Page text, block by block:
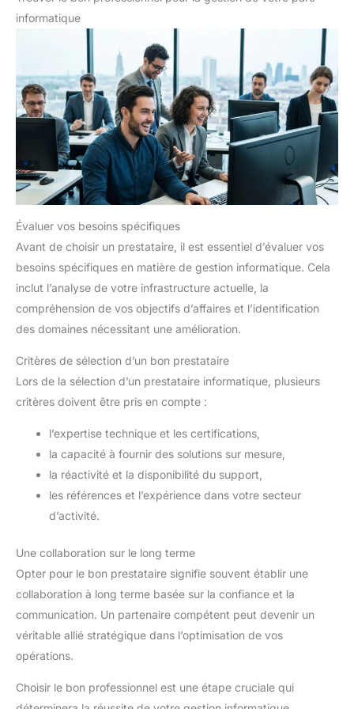
de téléphone, pour détecter les signes de violation. Si vos
informations sont détectées, nous vous en informerons afin que
vous puissiez prendre des mesures. NAVIGATION SÉCURISÉE
- Vous avertit des sites Web à risque et des tentatives de
phishing. GESTIONNAIRE DE MOTS DE PASSE - Génère et
stocke pour vous des mots de passe complexes. SUPPORT
CLIENT - McAfee propose un support client, afin que vous
puissiez toujours obtenir de l'aide lorsque vous en avez
besoin. TÉLÉCHARGEMENT INSTANTANÉ DU CODE - Le code
numérique et les instructions d'activation vous seront envoyés
par e-mail après l'achat. L'abonnement prépayé de 15 mois est
renouvelé automatiquement. Une carte bancaire ou un compte
PayPal est nécessaire pour l'activer et l'utiliser. Un rappel vous
sera envoyé 30 jours avant la date de facturation. Vous pouvez
résilier votre abonnement à tout moment.
informatique
Évaluer vos besoins spécifiques
Avant de choisir un prestataire, il est essentiel d’évaluer vos
besoins spécifiques en matière de gestion informatique. Cela
inclut l’analyse de votre infrastructure actuelle, la
compréhension de vos objectifs d’affaires et l’identification
des domaines nécessitant une amélioration.
Critères de sélection d’un bon prestataire
Lors de la sélection d’un prestataire informatique, plusieurs
critères doivent être pris en compte :
l’expertise technique et les certifications,
la capacité à fournir des solutions sur mesure,
la réactivité et la disponibilité du support,
les références et l’expérience dans votre secteur
d’activité.
Une collaboration sur le long terme
Opter pour le bon prestataire signifie souvent établir une
collaboration à long terme basée sur la confiance et la
communication. Un partenaire compétent peut devenir un
véritable allié stratégique dans l’optimisation de vos
opérations.
Choisir le bon professionnel est une étape cruciale qui